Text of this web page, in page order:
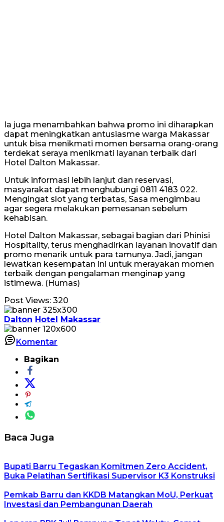
Ia juga menambahkan bahwa promo ini diharapkan
dapat meningkatkan antusiasme warga Makassar
untuk bisa menikmati momen bersama orang-orang
terdekat seraya menikmati layanan terbaik dari
Hotel Dalton Makassar.
Untuk informasi lebih lanjut dan reservasi,
masyarakat dapat menghubungi 0811 4183 022.
Mengingat slot yang terbatas, Sasa mengimbau
agar segera melakukan pemesanan sebelum
kehabisan.
Hotel Dalton Makassar, sebagai bagian dari Phinisi
Hospitality, terus menghadirkan layanan inovatif dan
promo menarik untuk para tamunya. Jadi, jangan
lewatkan kesempatan ini untuk merayakan momen
terbaik dengan pengalaman menginap yang
istimewa. (Humas)
Post Views: 320
Dalton Hotel Makassar
Komentar
Bagikan
Baca Juga
Bupati Barru Tegaskan Komitmen Zero Accident,
Buka Pelatihan Sertifikasi Supervisor K3 Konstruksi
Pemkab Barru dan KKDB Matangkan MoU, Perkuat
Investasi dan Pembangunan Daerah